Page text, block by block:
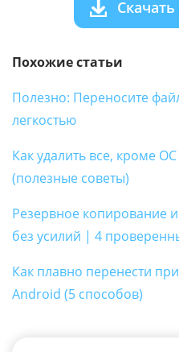
Похожие статьи
Полезно: Переносите
легкостью
Как удалить все, кроме
(полезные советы)
Резервное копирование
без усилий | 4
Как плавно перенести
Android (5 способов)